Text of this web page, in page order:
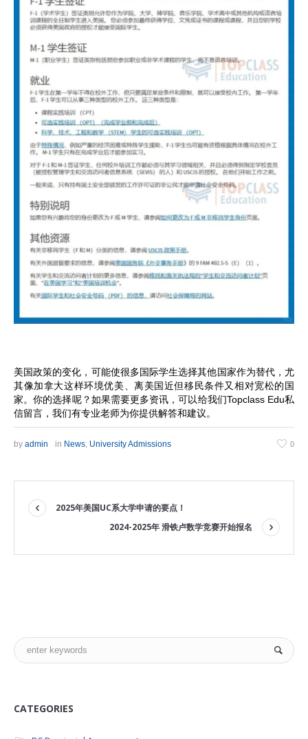
美国政策的变化，可能使很多国际学生选择其他国家作为替代，尤
其像加拿大这样环境优美、离美国近但移民条件又相对宽松的国
家。你的选择呢？如果需要更多资讯，可以给我们Topclass Edu私
信留言，我们有专业老师为你提供解答和建议。
0
by admin in News University Admissions
2025年美国UC系大学申请的要点！
2024-2025年 滑铁卢数学竞赛开始报名
CATEGORIES